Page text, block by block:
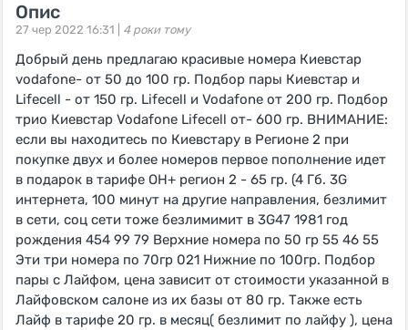
Опис
27 чер 2022 16:31 | 4 роки тому
Добрый день предлагаю красивые номера Киевстар
vodafone- от 50 до 100 гр. Подбор пары Киевстар и
Lifecell - от 150 гр. Lifecell и Vodafone от 200 гр. Подбор
трио Киевстар Vodafone Lifecell oт- 600 гр. ВНИМАНИЕ:
если вы находитесь по Киевстару в Регионе 2 при
покупке двух и более номеров первое пополнение идет
в подарок в тарифе ОН+ регион 2 - 65 гр. (4 Гб. 3G
интернета, 100 минут на другие направления, безлимит
в сети, соц сети тоже безлимимит в 3G47 1981 год
рождения 454 99 79 Верхние номера по 50 гр 55 46 55
Эти три номера по 70гр 021 Нижние по 100гр. Подбор
пары с Лайфом, цена зависит от стоимости указанной в
Лайфовском салоне из их базы от 80 гр. Также есть
Лайф в тарифе 20 гр. в месяц( безлимит по лайфу ), цена